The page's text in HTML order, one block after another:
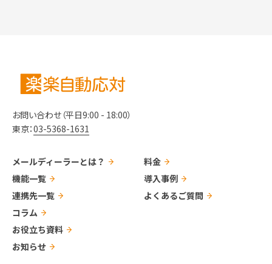
お問い合わせ（平日9:00 - 18:00）
東京：03-5368-1631
メールディーラーとは？
機能一覧
連携先一覧
料金
導入事例
よくあるご質問
コラム
お役立ち資料
お知らせ